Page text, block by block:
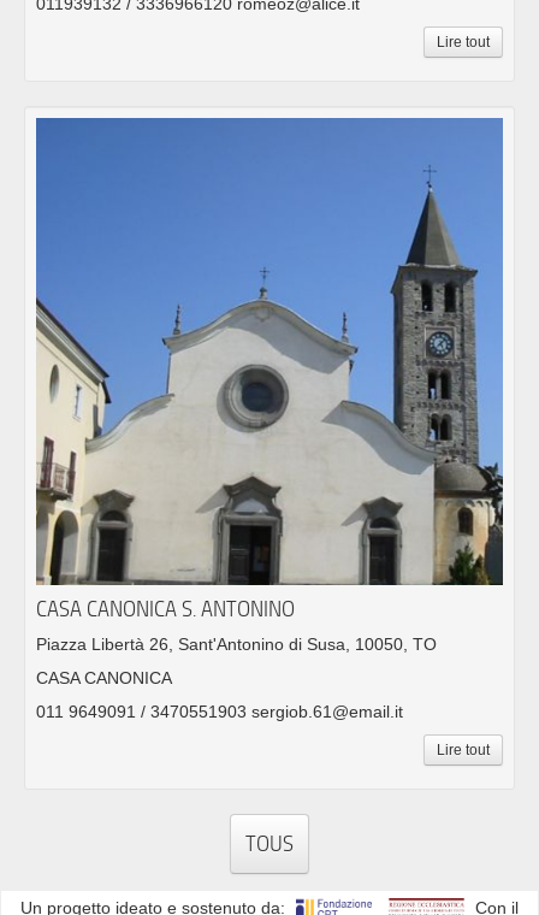
Lire tout
CASA CANONICA S. ANTONINO
Piazza Libertà 26, Sant'Antonino di Susa, 10050, TO
CASA CANONICA
011 9649091 / 3470551903 sergiob.61@email.it
Lire tout
TOUS
Un progetto ideato e sostenuto da: Con il